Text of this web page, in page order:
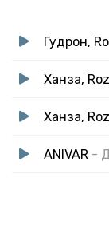
Гудрон,
Ханза,
Ханза,
ANIVAR -